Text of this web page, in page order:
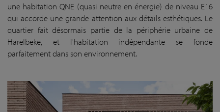
une habitation QNE (quasi neutre en énergie) de niveau E16
qui accorde une grande attention aux détails esthétiques. Le
quartier fait désormais partie de la périphérie urbaine de
Harelbeke, et l'habitation indépendante se fonde
parfaitement dans son environnement.